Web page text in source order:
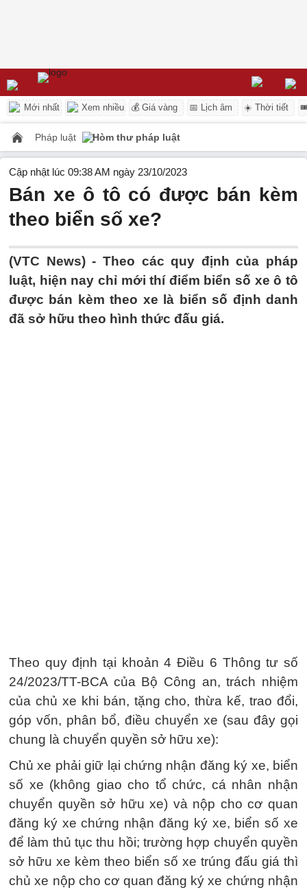
Mới nhất Xem nhiều 💰 Giá vàng 📅 Lịch âm ☀️ Thời tiết
Pháp luật Hòm thư pháp luật
Cập nhật lúc 09:38 AM ngày 23/10/2023
Bán xe ô tô có được bán kèm
theo biển số xe?
(VTC News) - Theo các quy định của pháp
luật, hiện nay chỉ mới thí điểm biển số xe ô tô
được bán kèm theo xe là biển số định danh
đã sở hữu theo hình thức đấu giá.
Theo quy định tại khoản 4 Điều 6 Thông tư số
24/2023/TT-BCA của Bộ Công an, trách nhiệm
của chủ xe khi bán, tặng cho, thừa kế, trao đổi,
góp vốn, phân bổ, điều chuyển xe (sau đây gọi
chung là chuyển quyền sở hữu xe):
Chủ xe phải giữ lại chứng nhận đăng ký xe, biển
số xe (không giao cho tổ chức, cá nhân nhận
chuyển quyền sở hữu xe) và nộp cho cơ quan
đăng ký xe chứng nhận đăng ký xe, biển số xe
để làm thủ tục thu hồi; trường hợp chuyển quyền
sở hữu xe kèm theo biển số xe trúng đấu giá thì
chủ xe nộp cho cơ quan đăng ký xe chứng nhận